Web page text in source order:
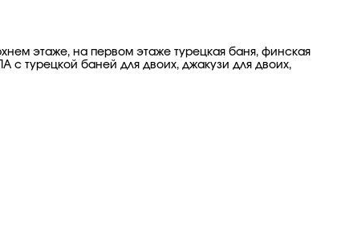
этаже, на первом этаже турецкая баня, финская
турецкой баней для двоих, джакузи для двоих,